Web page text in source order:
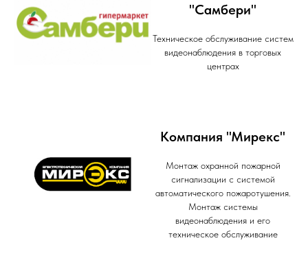
"Самбери"
Техническое обслуживание систем
видеонаблюдения в торговых
центрах
Компания "Мирекс"
Монтаж охранной пожарной
сигнализации с системой
автоматического пожаротушения.
Монтаж системы
видеонаблюдения и его
техническое обслуживание